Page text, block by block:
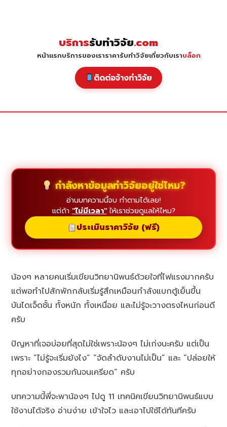
บริการรับทำวิจัย.com
หน้าแรกบริการของเราราคารับทำวิจัยเกี่ยวกับเราบล็อก
ติดต่อจ้างทำวิจัย
กำลังหาข้อมูลทำวิจัยอยู่ใช่ไหม?
อ่านบทความนี้จบ ทำตามได้เลย!
แต่ถ้า "ไม่มีเวลา"ให้เราช่วยดูแลให้ไหม?
ประเมินราคาวิจัย (ฟรี)
น้องๆ หลายคนเริ่มเขียนวิทยานิพนธ์ด้วยใจที่ไฟแรงมากครับ
แต่พอทำไปสักพักกลับเริ่มรู้สึกเหมือนกำลังแบกตู้เย็นขึ้น
บันไดเจ็ดชั้น ทั้งหนัก ทั้งเหนื่อย และไม่รู้จะวางตรงไหนก่อนดี
ครับ
ปัญหาที่เจอบ่อยที่สุดไม่ใช่เพราะน้องๆ ไม่เก่งนะครับ แต่เป็น
เพราะ “ไม่รู้จะเริ่มยังไง” “จัดลำดับงานไม่เป็น” และ “ปล่อยให้
ทุกอย่างกองรวมกันจนเครียด” ครับ
บทความนี้พี่จะพาน้องๆ ไปดู 11 เทคนิคเขียนวิทยานิพนธ์แบบ
ใช้งานได้จริง อ่านง่าย เข้าใจไว และเอาไปใช้ได้ทันทีครับ